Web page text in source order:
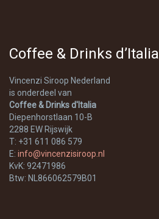
Coffee & Drinks d’Italia
Vincenzi Siroop Nederland
is onderdeel van
Coffee & Drinks d'Italia
Diepenhorstlaan 10-B
2288 EW Rijswijk
T: +31 611 086 579
E: info@vincenzisiroop.nl
KvK: 92471986
Btw: NL866062579B01